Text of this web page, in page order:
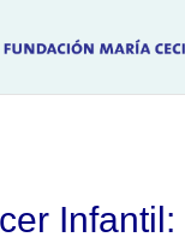
Infantil: